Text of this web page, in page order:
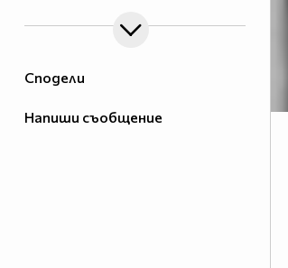
Сподели
Напиши съобщение